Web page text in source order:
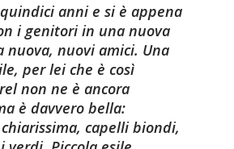
anni e si è appena
i genitori in una nuova
nuova, nuovi amici. Una
per lei che è così
non ne è ancora
è davvero bella:
capelli biondi,